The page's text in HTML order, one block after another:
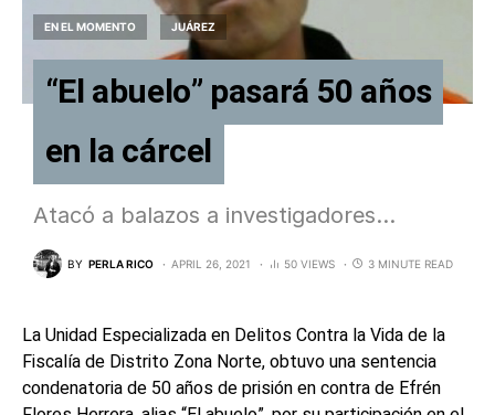
EN EL MOMENTO JUÁREZ
“El abuelo” pasará 50 años
en la cárcel
Atacó a balazos a investigadores…
BY PERLA RICO APRIL 26, 2021 50 VIEWS 3 MINUTE READ
La Unidad Especializada en Delitos Contra la Vida de la
Fiscalía de Distrito Zona Norte, obtuvo una sentencia
condenatoria de 50 años de prisión en contra de Efrén